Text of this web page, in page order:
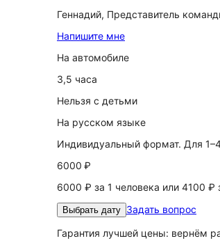
Геннадий, Представитель
Напишите мне
На автомобиле
3,5 часа
Нельзя с детьми
На русском языке
Индивидуальный формат. Для
6000 ₽
6000 ₽ за 1 человека или 4100 ₽
Выбрать дату Задать вопрос
Гарантия лучшей цены: вернём